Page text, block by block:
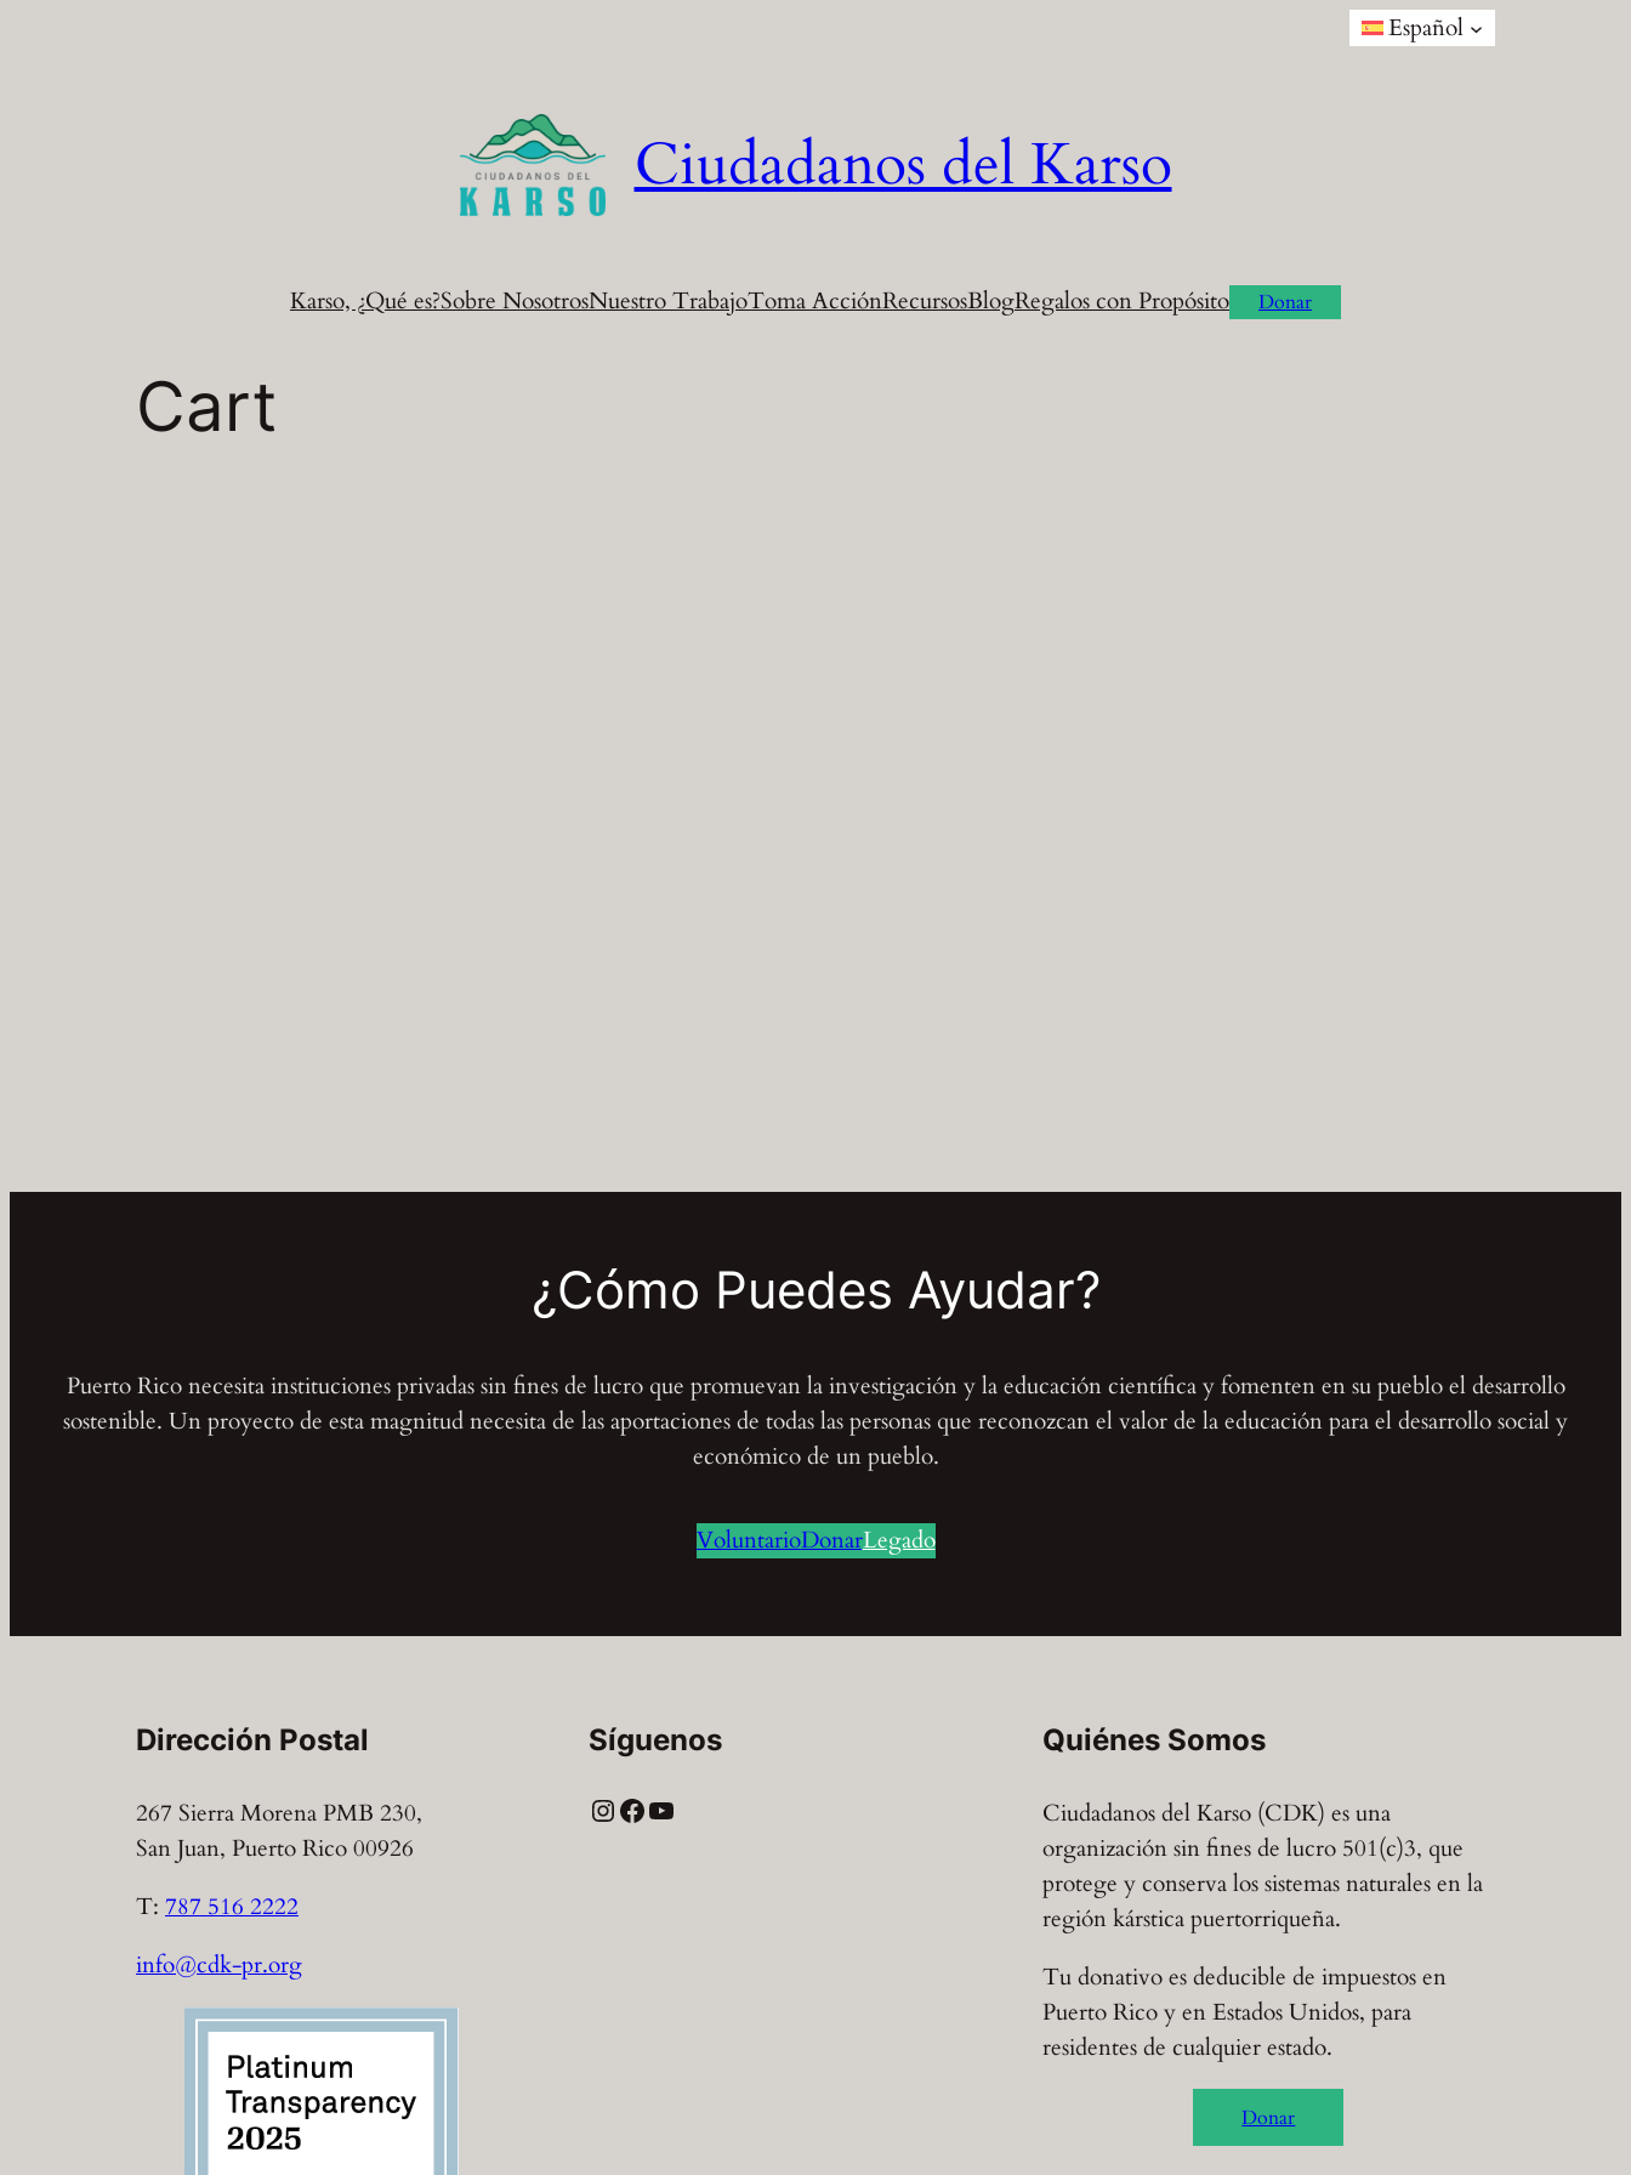
Español
Ciudadanos del Karso
Karso, ¿Qué es?Sobre NosotrosNuestro TrabajoToma AcciónRecursosBlogRegalos con Propósito Donar
Cart
¿Cómo Puedes Ayudar?
Puerto Rico necesita instituciones privadas sin fines de lucro que promuevan la investigación y la educación científica y fomenten en su pueblo el desarrollo
sostenible. Un proyecto de esta magnitud necesita de las aportaciones de todas las personas que reconozcan el valor de la educación para el desarrollo social y
económico de un pueblo.
VoluntarioDonarLegado
Dirección Postal
267 Sierra Morena PMB 230,
San Juan, Puerto Rico 00926
T: 787 516 2222
info@cdk-pr.org
Síguenos
Instagram Facebook YouTube
Quiénes Somos
Ciudadanos del Karso (CDK) es una
organización sin fines de lucro 501(c)3, que
protege y conserva los sistemas naturales en la
región kárstica puertorriqueña.
Tu donativo es deducible de impuestos en
Puerto Rico y en Estados Unidos, para
residentes de cualquier estado.
Donar